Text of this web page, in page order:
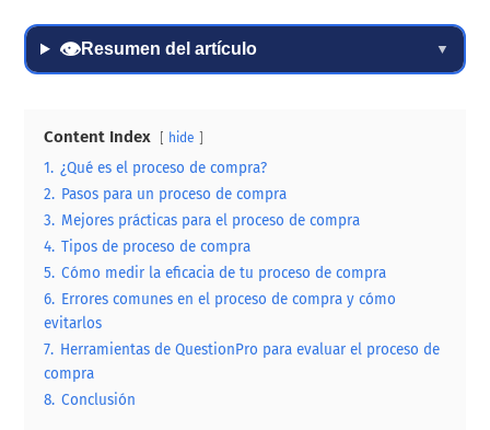
👁Resumen del artículo ▼
Content Index hide
1. ¿Qué es el proceso de compra?
2. Pasos para un proceso de compra
3. Mejores prácticas para el proceso de compra
4. Tipos de proceso de compra
5. Cómo medir la eficacia de tu proceso de compra
6. Errores comunes en el proceso de compra y cómo
evitarlos
7. Herramientas de QuestionPro para evaluar el proceso de
compra
8. Conclusión